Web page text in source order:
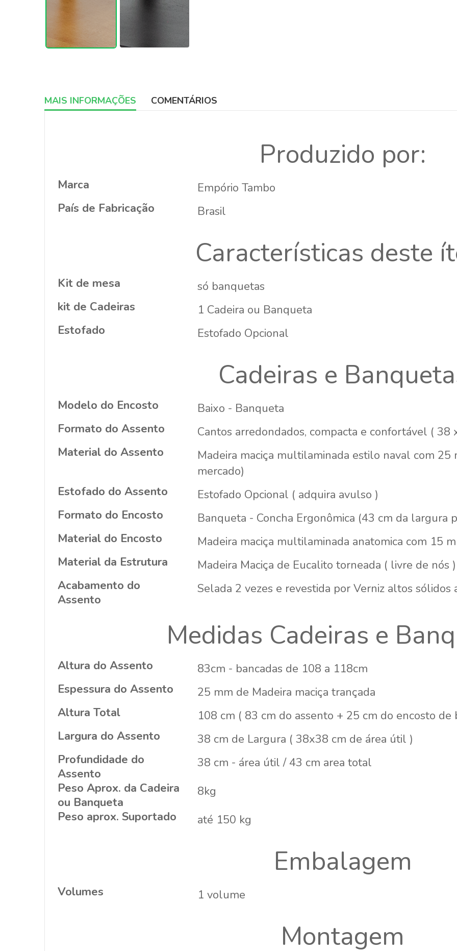
MAIS INFORMAÇÕES
Produzido por:
Marca
Empório Tambo
País de Fabricação
Brasil
Características deste
Kit de mesa
só banquetas
kit de Cadeiras
1 Cadeira ou Banqueta
Estofado
Estofado Opcional
Cadeiras e
Modelo do Encosto
Baixo - Banqueta
Formato do Assento
Cantos arredondados, compacta e confortável (
Material do Assento
Madeira maciça multilaminada estilo naval com 25
mercado)
Estofado do Assento
Estofado Opcional ( adquira avulso )
Formato do Encosto
Banqueta - Concha Ergonômica (43 cm da largura
Material do Encosto
Madeira maciça multilaminada anatomica com 15
Material da Estrutura
Madeira Maciça de Eucalito torneada ( livre de
Acabamento do
Assento
Selada 2 vezes e revestida por Verniz altos sólidos
Medidas Cadeiras e
Altura do Assento
83cm - bancadas de 108 a 118cm
Espessura do Assento
25 mm de Madeira maciça trançada
Altura Total
108 cm ( 83 cm do assento + 25 cm do encosto de
Largura do Assento
38 cm de Largura ( 38x38 cm de área útil )
Profundidade do
Assento
38 cm - área útil / 43 cm area total
Peso Aprox. da Cadeira
ou Banqueta
8kg
Peso aprox. Suportado
até 150 kg
Embalagem
Volumes 1 volume
Montagem
COMENTÁRIOS